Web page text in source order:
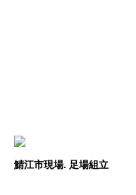
鯖江市現場. 足場組立